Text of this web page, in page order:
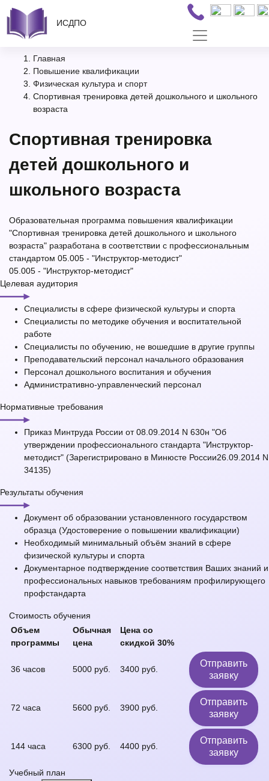
ИСДПО
Главная
Повышение квалификации
Физическая культура и спорт
Спортивная тренировка детей дошкольного и школьного
возраста
Спортивная тренировка
детей дошкольного и
школьного возраста
Образовательная программа повышения квалификации
"Спортивная тренировка детей дошкольного и школьного
возраста" разработана в соответствии с профессиональным
стандартом 05.005 - "Инструктор-методист"
05.005 - "Инструктор-методист"
Целевая аудитория
Специалисты в сфере физической культуры и спорта
Специалисты по методике обучения и воспитательной
работе
Специалисты по обучению, не вошедшие в другие группы
Преподавательский персонал начального образования
Персонал дошкольного воспитания и обучения
Административно-управленческий персонал
Нормативные требования
Приказ Минтруда России от 08.09.2014 N 630н "Об
утверждении профессионального стандарта "Инструктор-
методист" (Зарегистрировано в Минюсте России26.09.2014 N
34135)
Результаты обучения
Документ об образовании установленного государством
образца (Удостоверение о повышении квалификации)
Необходимый минимальный объём знаний в сфере
физической культуры и спорта
Документарное подтверждение соответствия Ваших знаний и
профессиональных навыков требованиям профилирующего
профстандарта
Стоимость обучения
Объем
программы
Обычная
цена
Цена со
скидкой 30%
36 часов 5000 руб. 3400 руб.
Отправить
заявку
72 часа 5600 руб. 3900 руб.
Отправить
заявку
144 часа 6300 руб. 4400 руб.
Отправить
заявку
Учебный план